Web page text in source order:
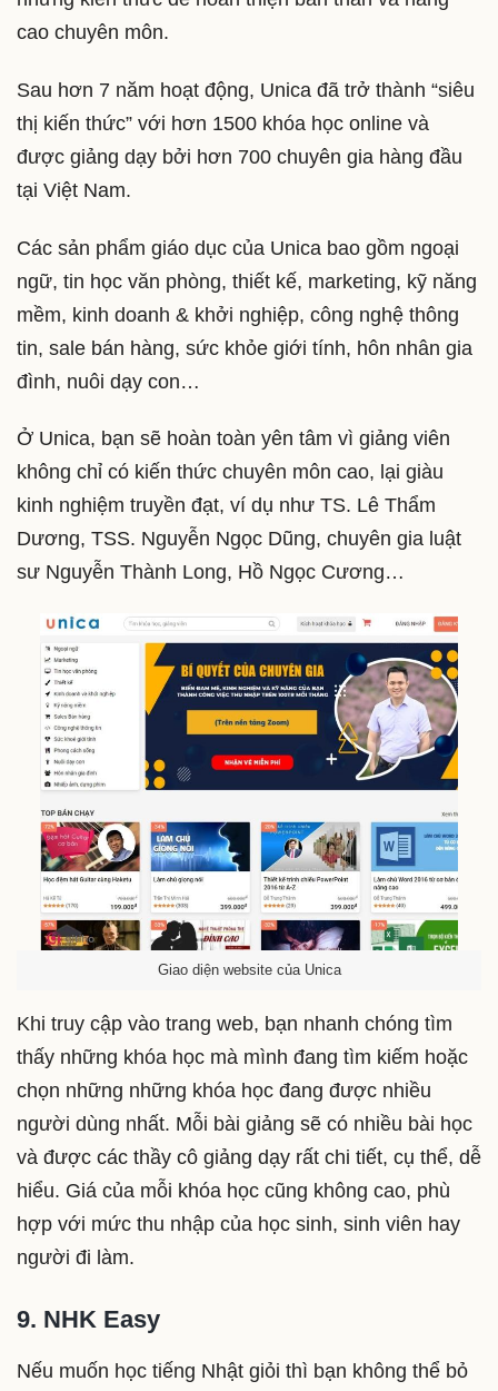
cao chuyên môn.
Sau hơn 7 năm hoạt động, Unica đã trở thành “siêu
thị kiến thức” với hơn 1500 khóa học online và
được giảng dạy bởi hơn 700 chuyên gia hàng đầu
tại Việt Nam.
Các sản phẩm giáo dục của Unica bao gồm ngoại
ngữ, tin học văn phòng, thiết kế, marketing, kỹ năng
mềm, kinh doanh & khởi nghiệp, công nghệ thông
tin, sale bán hàng, sức khỏe giới tính, hôn nhân gia
đình, nuôi dạy con…
Ở Unica, bạn sẽ hoàn toàn yên tâm vì giảng viên
không chỉ có kiến thức chuyên môn cao, lại giàu
kinh nghiệm truyền đạt, ví dụ như TS. Lê Thẩm
Dương, TSS. Nguyễn Ngọc Dũng, chuyên gia luật
sư Nguyễn Thành Long, Hồ Ngọc Cương…
Giao diện website của Unica
Khi truy cập vào trang web, bạn nhanh chóng tìm
thấy những khóa học mà mình đang tìm kiếm hoặc
chọn những những khóa học đang được nhiều
người dùng nhất. Mỗi bài giảng sẽ có nhiều bài học
và được các thầy cô giảng dạy rất chi tiết, cụ thể, dễ
hiểu. Giá của mỗi khóa học cũng không cao, phù
hợp với mức thu nhập của học sinh, sinh viên hay
người đi làm.
9. NHK Easy
Nếu muốn học tiếng Nhật giỏi thì bạn không thể bỏ